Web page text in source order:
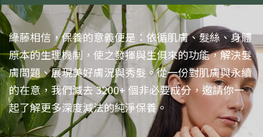
綠藤相信，保養的意義便是：依循肌膚、髮絲、身體
原本的生理機制，使之發揮與生俱來的功能，解決髮
膚問題、展現美好膚況與秀髮。從一份對肌膚與永續
的在意，我們減去 3200+ 個非必要成分，邀請你一
起了解更多深度減法的純淨保養。